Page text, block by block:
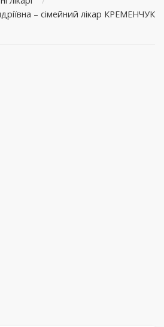
– сімейний лікар КРЕМЕНЧУК